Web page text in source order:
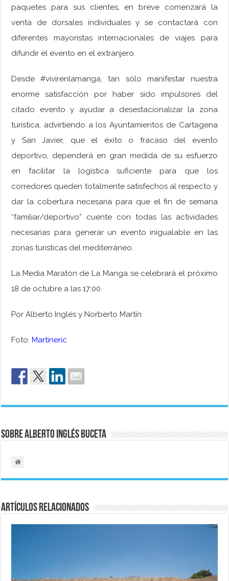
paquetes para sus clientes, en breve comenzará la
venta de dorsales individuales y se contactará con
diferentes mayoristas internacionales de viajes para
difundir el evento en el extranjero.
Desde #vivirenlamanga, tan sólo manifestar nuestra
enorme satisfacción por haber sido impulsores del
citado evento y ayudar a desestacionalizar la zona
turística, advirtiendo a los Ayuntamientos de Cartagena
y San Javier, que el éxito o fracaso del evento
deportivo, dependerá en gran medida de su esfuerzo
en facilitar la logística suficiente para que los
corredores queden totalmente satisfechos al respecto y
dar la cobertura necesaria para que el fin de semana
“familiar/deportivo” cuente con todas las actividades
necesarias para generar un evento inigualable en las
zonas turísticas del mediterráneo.
La Media Maratón de La Manga se celebrará el próximo
18 de octubre a las 17:00.
Por Alberto Inglés y Norberto Martín.
Foto:Martineric
Sobre Alberto Inglés Buceta
Artículos relacionados